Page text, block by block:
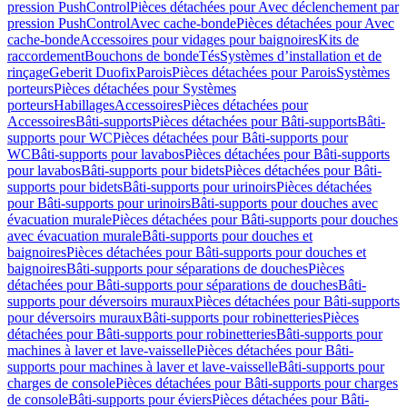
pression PushControlPièces détachées pour Avec déclenchement par
pression PushControlAvec cache-bondePièces détachées pour Avec
cache-bondeAccessoires pour vidages pour baignoiresKits de
raccordementBouchons de bondeTésSystèmes d’installation et de
rinçageGeberit DuofixParoisPièces détachées pour ParoisSystèmes
porteursPièces détachées pour Systèmes
porteursHabillagesAccessoiresPièces détachées pour
AccessoiresBâti-supportsPièces détachées pour Bâti-supportsBâti-
supports pour WCPièces détachées pour Bâti-supports pour
WCBâti-supports pour lavabosPièces détachées pour Bâti-supports
pour lavabosBâti-supports pour bidetsPièces détachées pour Bâti-
supports pour bidetsBâti-supports pour urinoirsPièces détachées
pour Bâti-supports pour urinoirsBâti-supports pour douches avec
évacuation muralePièces détachées pour Bâti-supports pour douches
avec évacuation muraleBâti-supports pour douches et
baignoiresPièces détachées pour Bâti-supports pour douches et
baignoiresBâti-supports pour séparations de douchesPièces
détachées pour Bâti-supports pour séparations de douchesBâti-
supports pour déversoirs murauxPièces détachées pour Bâti-supports
pour déversoirs murauxBâti-supports pour robinetteriesPièces
détachées pour Bâti-supports pour robinetteriesBâti-supports pour
machines à laver et lave-vaissellePièces détachées pour Bâti-
supports pour machines à laver et lave-vaisselleBâti-supports pour
charges de consolePièces détachées pour Bâti-supports pour charges
de consoleBâti-supports pour éviersPièces détachées pour Bâti-